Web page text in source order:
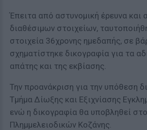
Έπειτα από αστυνομική έρευνα και
διαθέσιμων στοιχείων,
στοιχεία 36χρονης ημεδαπής, σε
σχηματίστηκε δικογραφία για τα
απάτης και της εκβίασης.
Την προανάκριση για την υπόθεση
Τμήμα Δίωξης και Εξιχνίασης
ενώ η δικογραφία θα υποβληθεί
Πλημμελειοδικών Κοζάνης.